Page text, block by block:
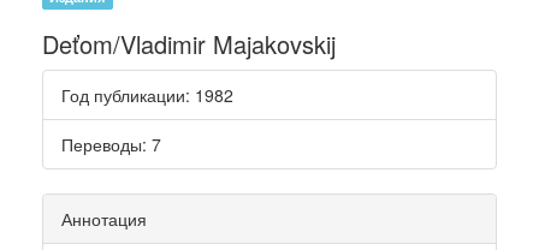
Deťom/Vladimir Majakovskij
Год публикации: 1982
Переводы: 7
Аннотация